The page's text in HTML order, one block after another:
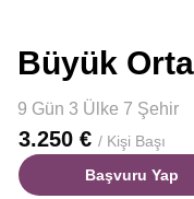
Büyük
9 Gün 3 Ülke 7 Şehir
3.250 € / Kişi Başı
Başvuru Yap